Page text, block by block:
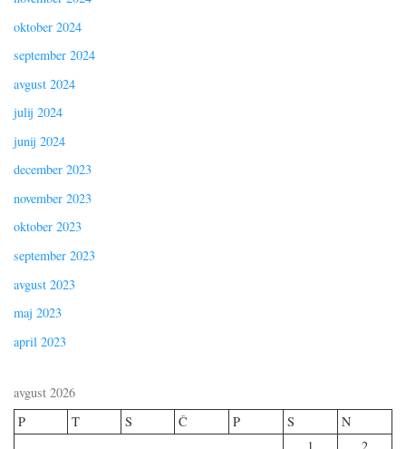
oktober 2024
september 2024
avgust 2024
julij 2024
junij 2024
december 2023
november 2023
oktober 2023
september 2023
avgust 2023
maj 2023
april 2023
avgust 2026
P
T S Č P S
N